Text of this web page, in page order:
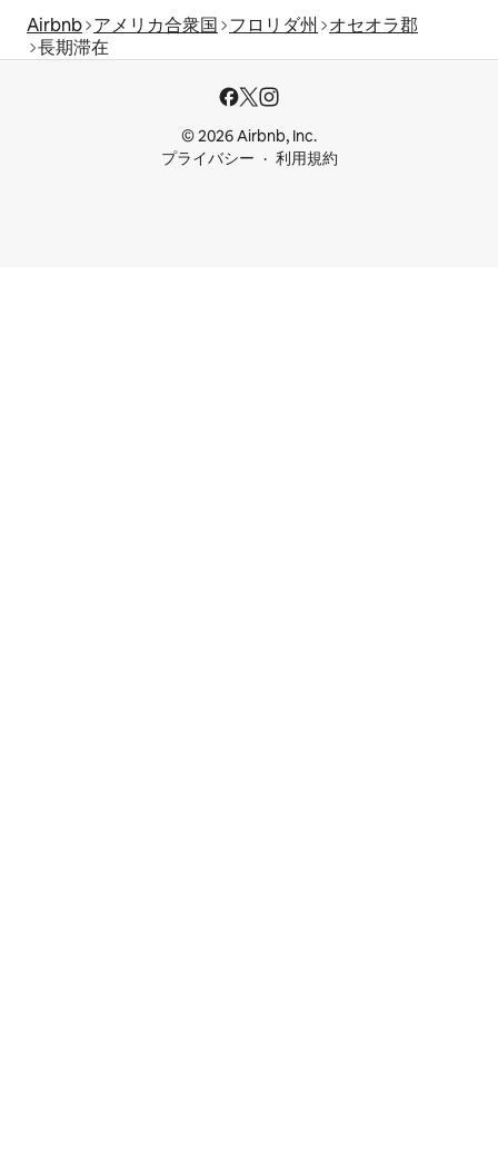
Airbnb アメリカ合衆国 フロリダ州
オセオラ郡
長期滞在
© 2026 Airbnb, Inc.
プライバシー
利用規約